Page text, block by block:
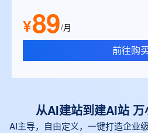
¥89/月
前往购
从AI建站到建AI站 万
AI主导，自由定义，一键打造企业